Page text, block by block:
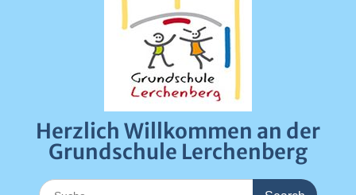
Herzlich Willkommen an der
Grundschule Lerchenberg
Search